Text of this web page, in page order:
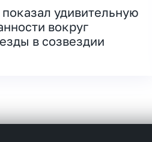
удивительную
вокруг
в созвездии